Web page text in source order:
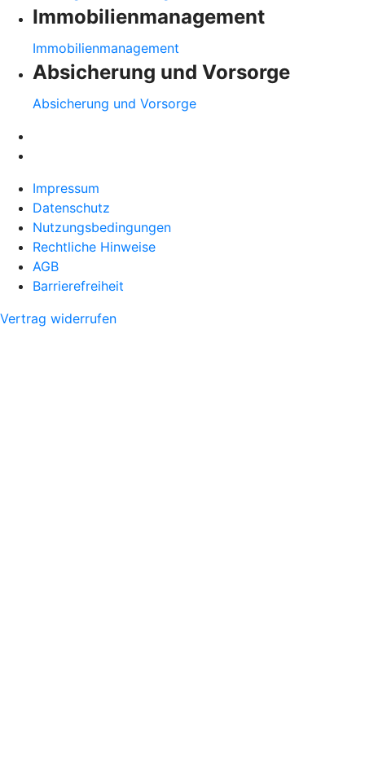
Immobilienmanagement
Immobilienmanagement
Absicherung und Vorsorge
Absicherung und Vorsorge
Impressum
Datenschutz
Nutzungsbedingungen
Rechtliche Hinweise
AGB
Barrierefreiheit
Vertrag widerrufen